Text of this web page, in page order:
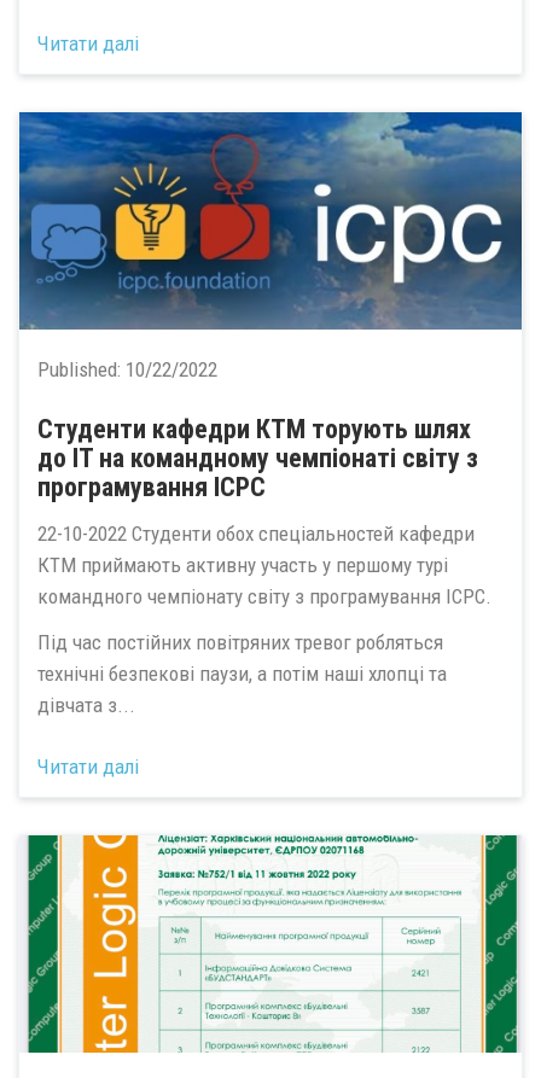
Читати далі
Published: 10/22/2022
Студенти кафедри КТМ торують шлях
до IT на командному чемпіонаті світу з
програмування ICPC
22-10-2022 Студенти обох спеціальностей кафедри
КТМ приймають активну участь у першому турі
командного чемпіонату світу з програмування ICPC.
Під час постійних повітряних тревог робляться
технічні безпекові паузи, а потім наші хлопці та
дівчата з...
Читати далі